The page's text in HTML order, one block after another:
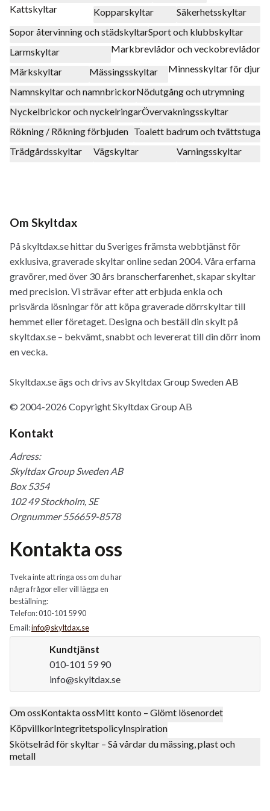
Kattskyltar Kopparskyltar
Säkerhetsskyltar
Sopor återvinning och städskyltarSport och klubbskyltar
Larmskyltar
Markbrevlådor och veckobrevlådor
Märkskyltar
Mässingsskyltar
Minnesskyltar för djur
Namnskyltar och namnbrickorNödutgång och utrymning
Nyckelbrickor och nyckelringarÖvervakningsskyltar
Rökning / Rökning förbjuden Toalett badrum och tvättstuga
Trädgårdsskyltar
Vägskyltar Varningsskyltar
Om Skyltdax
På skyltdax.se hittar du Sveriges främsta webbtjänst för
exklusiva, graverade skyltar online sedan 2004. Våra erfarna
gravörer, med över 30 års branscherfarenhet, skapar skyltar
med precision. Vi strävar efter att erbjuda enkla och
prisvärda lösningar för att köpa graverade dörrskyltar till
hemmet eller företaget. Designa och beställ din skylt på
skyltdax.se – bekvämt, snabbt och levererat till din dörr inom
en vecka.
Skyltdax.se ägs och drivs av Skyltdax Group Sweden AB
© 2004-2026 Copyright Skyltdax Group AB
Kontakt
Adress:
Skyltdax Group Sweden AB
Box 5354
102 49 Stockholm, SE
Orgnummer 556659-8578
Kontakta oss
Tveka inte att ringa oss om du har
några frågor eller vill lägga en
beställning:
Telefon: 010-101 59 90
Email:info@skyltdax.se
Kundtjänst
010-101 59 90
info@skyltdax.se
Om ossKontakta ossMitt konto – Glömt lösenordet
KöpvillkorIntegritetspolicyInspiration
Skötselråd för skyltar – Så vårdar du mässing, plast och
metall